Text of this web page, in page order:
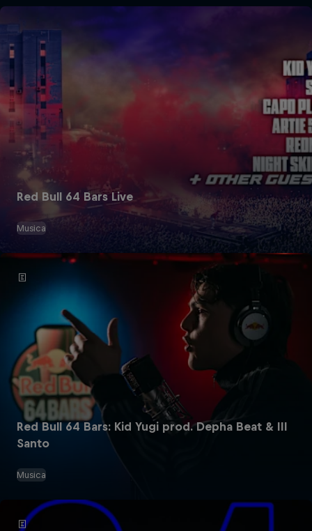
Red Bull 64 Bars Live
Musica
Red Bull 64 Bars: Kid Yugi prod. Depha Beat & III
Santo
Musica